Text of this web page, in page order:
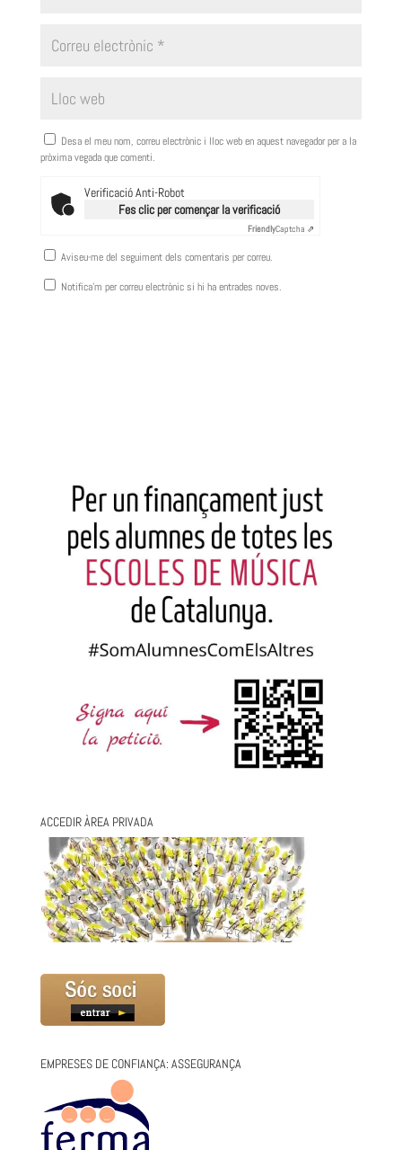
Desa el meu nom, correu electrònic i lloc web en aquest navegador per a la
pròxima vegada que comenti.
Verificació Anti-Robot
Fes clic per començar la verificació
FriendlyCaptcha ⇗
Aviseu-me del seguiment dels comentaris per correu.
Notifica'm per correu electrònic si hi ha entrades noves.
ACCEDIR ÀREA PRIVADA
EMPRESES DE CONFIANÇA: ASSEGURANÇA